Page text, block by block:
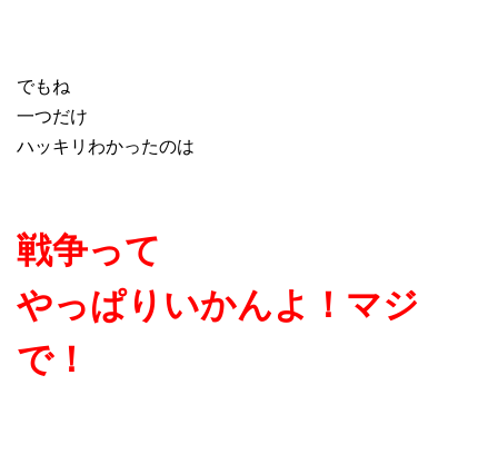
でもね
一つだけ
ハッキリわかったのは
戦争って
やっぱりいかんよ！マジ
で！